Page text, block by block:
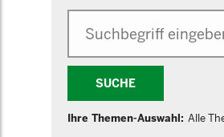
SUCHE
Ihre Themen-Auswahl: Alle